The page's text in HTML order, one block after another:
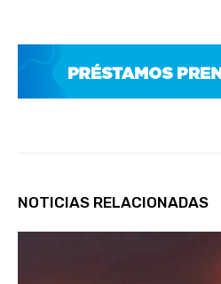
NOTICIAS RELACIONADAS